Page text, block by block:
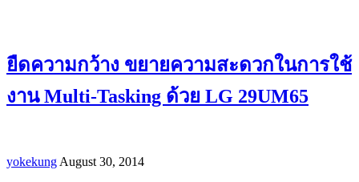
ยืดความกว้าง ขยายความสะดวกในการใช้
งาน Multi-Tasking ด้วย LG 29UM65
yokekung August 30, 2014